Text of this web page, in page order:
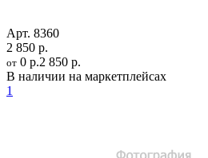
Арт. 8360
2 850 р.
от 0 р.2 850 р.
В наличии на маркетплейсах
1